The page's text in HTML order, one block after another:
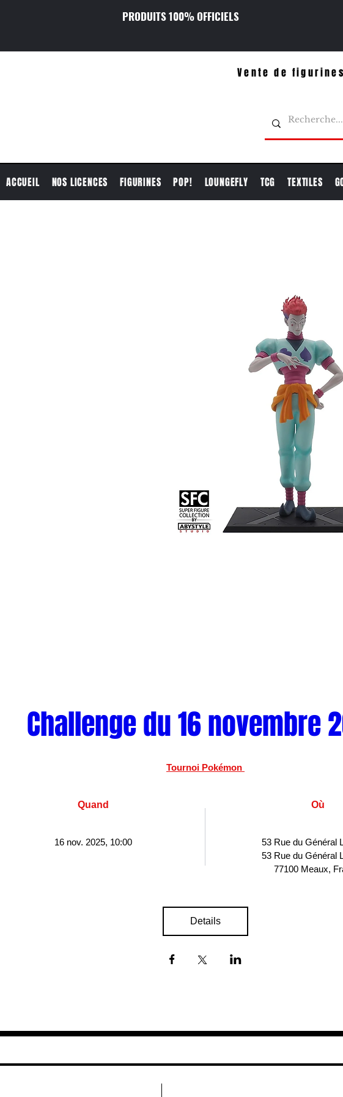
PRODUITS 100% OFFICIELS
Vente de
ACCUEIL NOS LICENCES FIGURINES POP! LOUNGEFLY TCG TEXTILES
Challenge du 16 novembre
Tournoi Pokémon
Quand
16 nov. 2025, 10:00
Où
53 Rue du Général
53 Rue du Général
77100 Meaux,
Details